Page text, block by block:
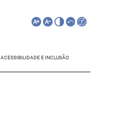
ACESSIBILIDADE E INCLUSÃO